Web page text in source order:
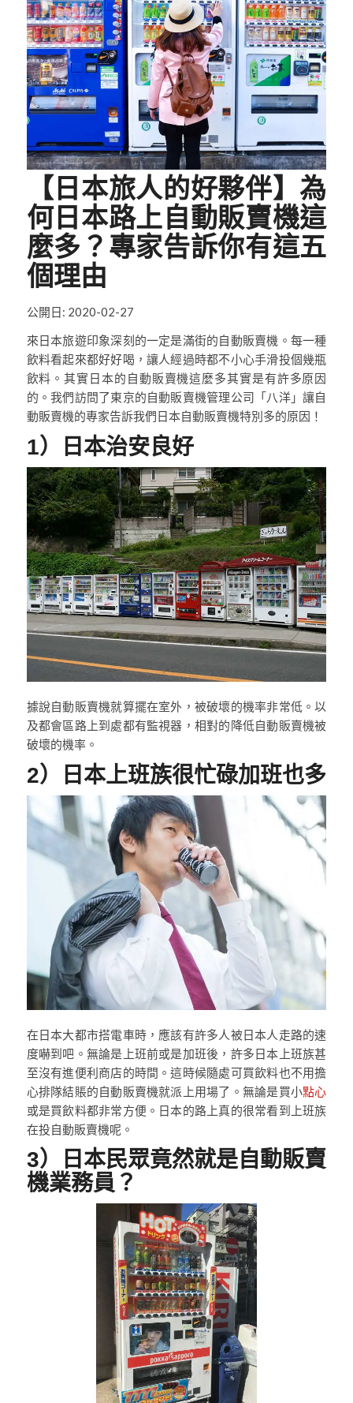
【日本旅人的好夥伴】為
何日本路上自動販賣機這
麼多？專家告訴你有這五
個理由
公開日: 2020-02-27
來日本旅遊印象深刻的一定是滿街的自動販賣機。每一種
飲料看起來都好好喝，讓人經過時都不小心手滑投個幾瓶
飲料。其實日本的自動販賣機這麼多其實是有許多原因
的。我們訪問了東京的自動販賣機管理公司「八洋」讓自
動販賣機的專家告訴我們日本自動販賣機特別多的原因！
1）日本治安良好
據說自動販賣機就算擺在室外，被破壞的機率非常低。以
及都會區路上到處都有監視器，相對的降低自動販賣機被
破壞的機率。
2）日本上班族很忙碌加班也多
在日本大都市搭電車時，應該有許多人被日本人走路的速
度嚇到吧。無論是上班前或是加班後，許多日本上班族甚
至沒有進便利商店的時間。這時候隨處可買飲料也不用擔
心排隊結賬的自動販賣機就派上用場了。無論是買小點心
或是買飲料都非常方便。日本的路上真的很常看到上班族
在投自動販賣機呢。
3）日本民眾竟然就是自動販賣
機業務員？